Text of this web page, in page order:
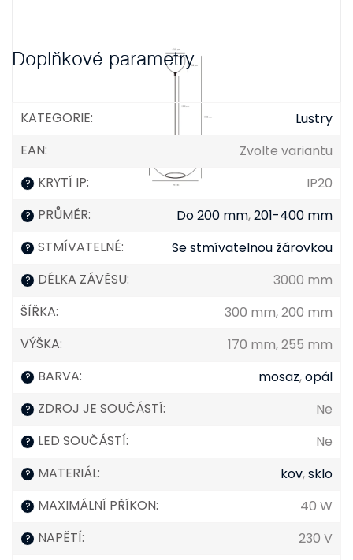
Doplňkové parametry
KATEGORIE:
Lustry
EAN: Zvolte variantu
? KRYTÍ IP: IP20
? PRŮMĚR: Do 200 mm,201-400 mm
? STMÍVATELNÉ: Se stmívatelnou žárovkou
? DÉLKA ZÁVĚSU:
3000 mm
ŠÍŘKA:
300 mm, 200 mm
VÝŠKA: 170 mm, 255 mm
? BARVA: mosaz,opál
? ZDROJ JE SOUČÁSTÍ: Ne
? LED SOUČÁSTÍ: Ne
? MATERIÁL: kov,sklo
? MAXIMÁLNÍ PŘÍKON: 40 W
? NAPĚTÍ: 230 V